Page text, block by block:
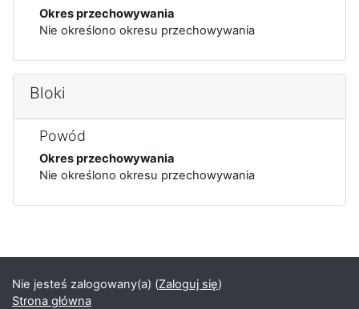
Okres przechowywania
Nie określono okresu przechowywania
Bloki
Powód
Okres przechowywania
Nie określono okresu przechowywania
Bloki uzupełniające
Nie jesteś zalogowany(a) (Zaloguj się)
Strona główna